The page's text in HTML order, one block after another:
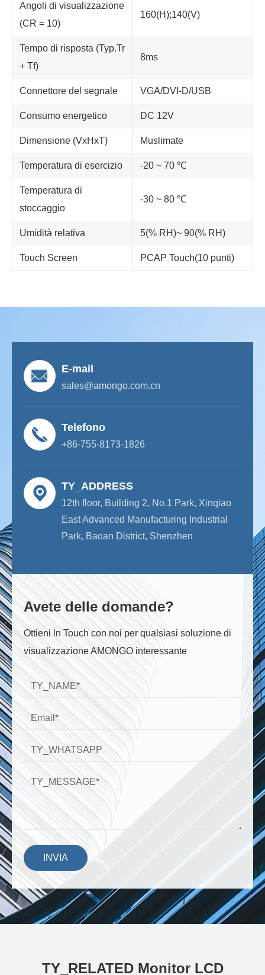
Angoli di visualizzazione
(CR = 10)
160(H);140(V)
Tempo di risposta (Typ.Tr
+ Tf)
8ms
Connettore del segnale VGA/DVI-D/USB
Consumo energetico DC 12V
Dimensione (VxHxT) Muslimate
Temperatura di esercizio -20 ~ 70 ℃
Temperatura di
stoccaggio
-30 ~ 80 ℃
Umidità relativa 5(% RH)~ 90(% RH)
Touch Screen PCAP Touch(10 punti)
E-mail
sales@amongo.com.cn
Telefono
+86-755-8173-1826
TY_ADDRESS
12th floor, Building 2, No.1 Park, Xinqiao
East Advanced Manufacturing Industrial
Park, Baoan District, Shenzhen
Avete delle domande?
Ottieni ln Touch con noi per qualsiasi soluzione di
visualizzazione AMONGO interessante
INVIA
TY_RELATED Monitor LCD